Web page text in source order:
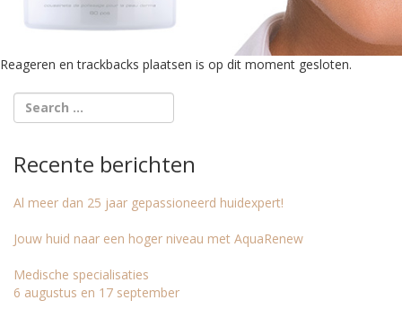
Reageren en trackbacks plaatsen is op dit moment gesloten.
Recente berichten
Al meer dan 25 jaar gepassioneerd huidexpert!
Jouw huid naar een hoger niveau met AquaRenew
Medische specialisaties
6 augustus en 17 september